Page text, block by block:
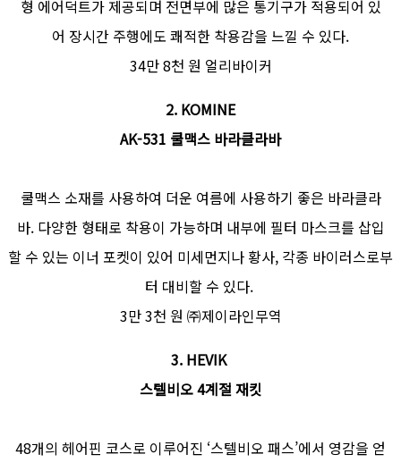
형 에어덕트가 제공되며 전면부에 많은 통기구가 적용되어 있
어 장시간 주행에도 쾌적한 착용감을 느낄 수 있다.
34만 8천 원 얼리바이커
2. KOMINE
AK-531 쿨맥스 바라클라바
쿨맥스 소재를 사용하여 더운 여름에 사용하기 좋은 바라클라
바. 다양한 형태로 착용이 가능하며 내부에 필터 마스크를 삽입
할 수 있는 이너 포켓이 있어 미세먼지나 황사, 각종 바이러스로부
터 대비할 수 있다.
3만 3천 원 ㈜제이라인무역
3. HEVIK
스텔비오 4계절 재킷
48개의 헤어핀 코스로 이루어진 ‘스텔비오 패스’에서 영감을 얻